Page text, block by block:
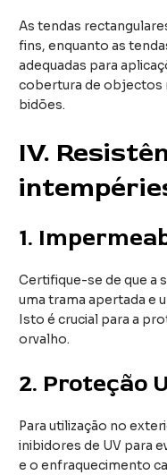
As tendas
fins, enquanto as
adequadas para
cobertura de objectos
bidões.
IV.
1.
Certifique-se de que a
uma trama apertada e
Isto é crucial para a
orvalho.
2. Proteção
Para utilização no
inibidores de UV para
e o enfraquecimento